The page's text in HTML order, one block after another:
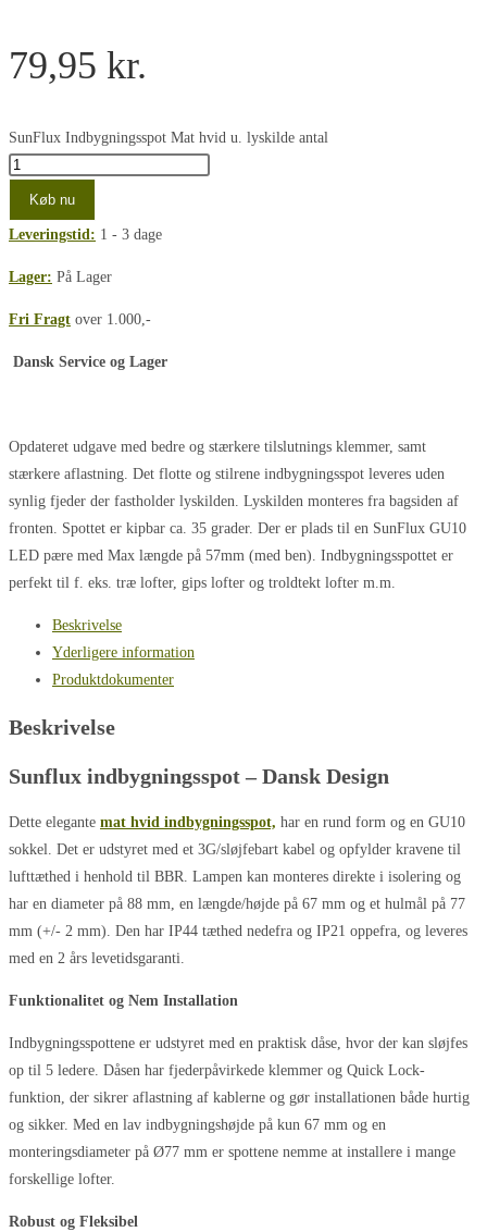
79,95 kr.
SunFlux Indbygningsspot Mat hvid u. lyskilde antal
Køb nu
Leveringstid: 1 - 3 dage
Lager: På Lager
Fri Fragt over 1.000,-
Dansk Service og Lager
Opdateret udgave med bedre og stærkere tilslutnings klemmer, samt
stærkere aflastning. Det flotte og stilrene indbygningsspot leveres uden
synlig fjeder der fastholder lyskilden. Lyskilden monteres fra bagsiden af
fronten. Spottet er kipbar ca. 35 grader. Der er plads til en SunFlux GU10
LED pære med Max længde på 57mm (med ben). Indbygningsspottet er
perfekt til f. eks. træ lofter, gips lofter og troldtekt lofter m.m.
Beskrivelse
Yderligere information
Produktdokumenter
Beskrivelse
Sunflux indbygningsspot – Dansk Design
Dette elegante mat hvid indbygningsspot, har en rund form og en GU10
sokkel. Det er udstyret med et 3G/sløjfebart kabel og opfylder kravene til
lufttæthed i henhold til BBR. Lampen kan monteres direkte i isolering og
har en diameter på 88 mm, en længde/højde på 67 mm og et hulmål på 77
mm (+/- 2 mm). Den har IP44 tæthed nedefra og IP21 oppefra, og leveres
med en 2 års levetidsgaranti.
Funktionalitet og Nem Installation
Indbygningsspottene er udstyret med en praktisk dåse, hvor der kan sløjfes
op til 5 ledere. Dåsen har fjederpåvirkede klemmer og Quick Lock-
funktion, der sikrer aflastning af kablerne og gør installationen både hurtig
og sikker. Med en lav indbygningshøjde på kun 67 mm og en
monteringsdiameter på Ø77 mm er spottene nemme at installere i mange
forskellige lofter.
Robust og Fleksibel